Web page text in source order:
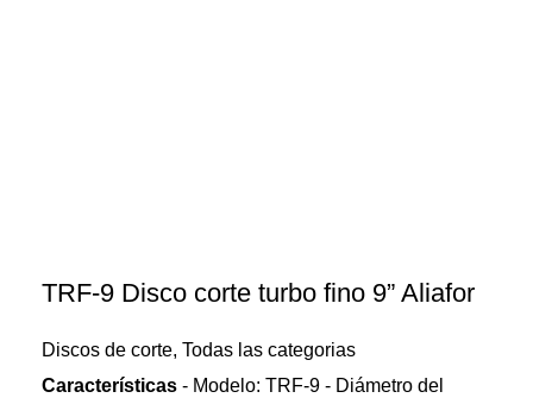
TRF-9 Disco corte turbo fino 9” Aliafor
Discos de corte, Todas las categorias
Características - Modelo: TRF-9 - Diámetro del